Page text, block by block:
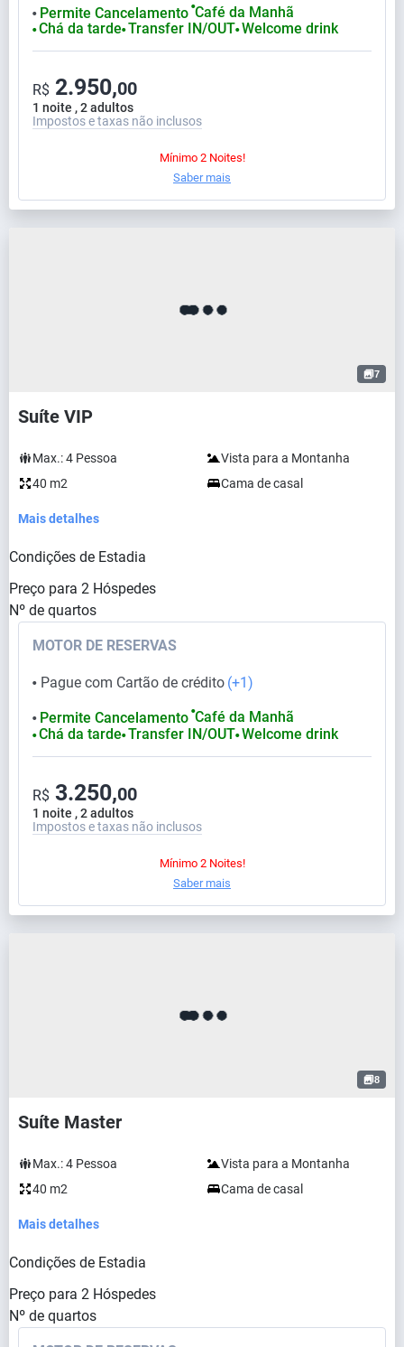
⬤ Permite Cancelamento ⬤Café da Manhã
⬤ Chá da tarde ⬤ Transfer IN/OUT⬤ Welcome drink
1 noite , 2 adultos
R$ 2.950,00
Impostos e taxas não inclusos
Mínimo 2 Noites!
Saber mais
7
Suíte VIP
Max.:4 Pessoa
Vista para a Montanha
40 m2
Cama de casal
Mais detalhes
Condições de Estadia
Preço para 2 Hóspedes
Nº de quartos
MOTOR DE RESERVAS
⬤ Pague com Cartão de crédito (+1)
⬤ Permite Cancelamento ⬤Café da Manhã
⬤ Chá da tarde ⬤ Transfer IN/OUT⬤ Welcome drink
1 noite , 2 adultos
R$ 3.250,00
Impostos e taxas não inclusos
Mínimo 2 Noites!
Saber mais
8
Suíte Master
Max.:4 Pessoa
Vista para a Montanha
40 m2
Cama de casal
Mais detalhes
Condições de Estadia
Preço para 2 Hóspedes
Nº de quartos